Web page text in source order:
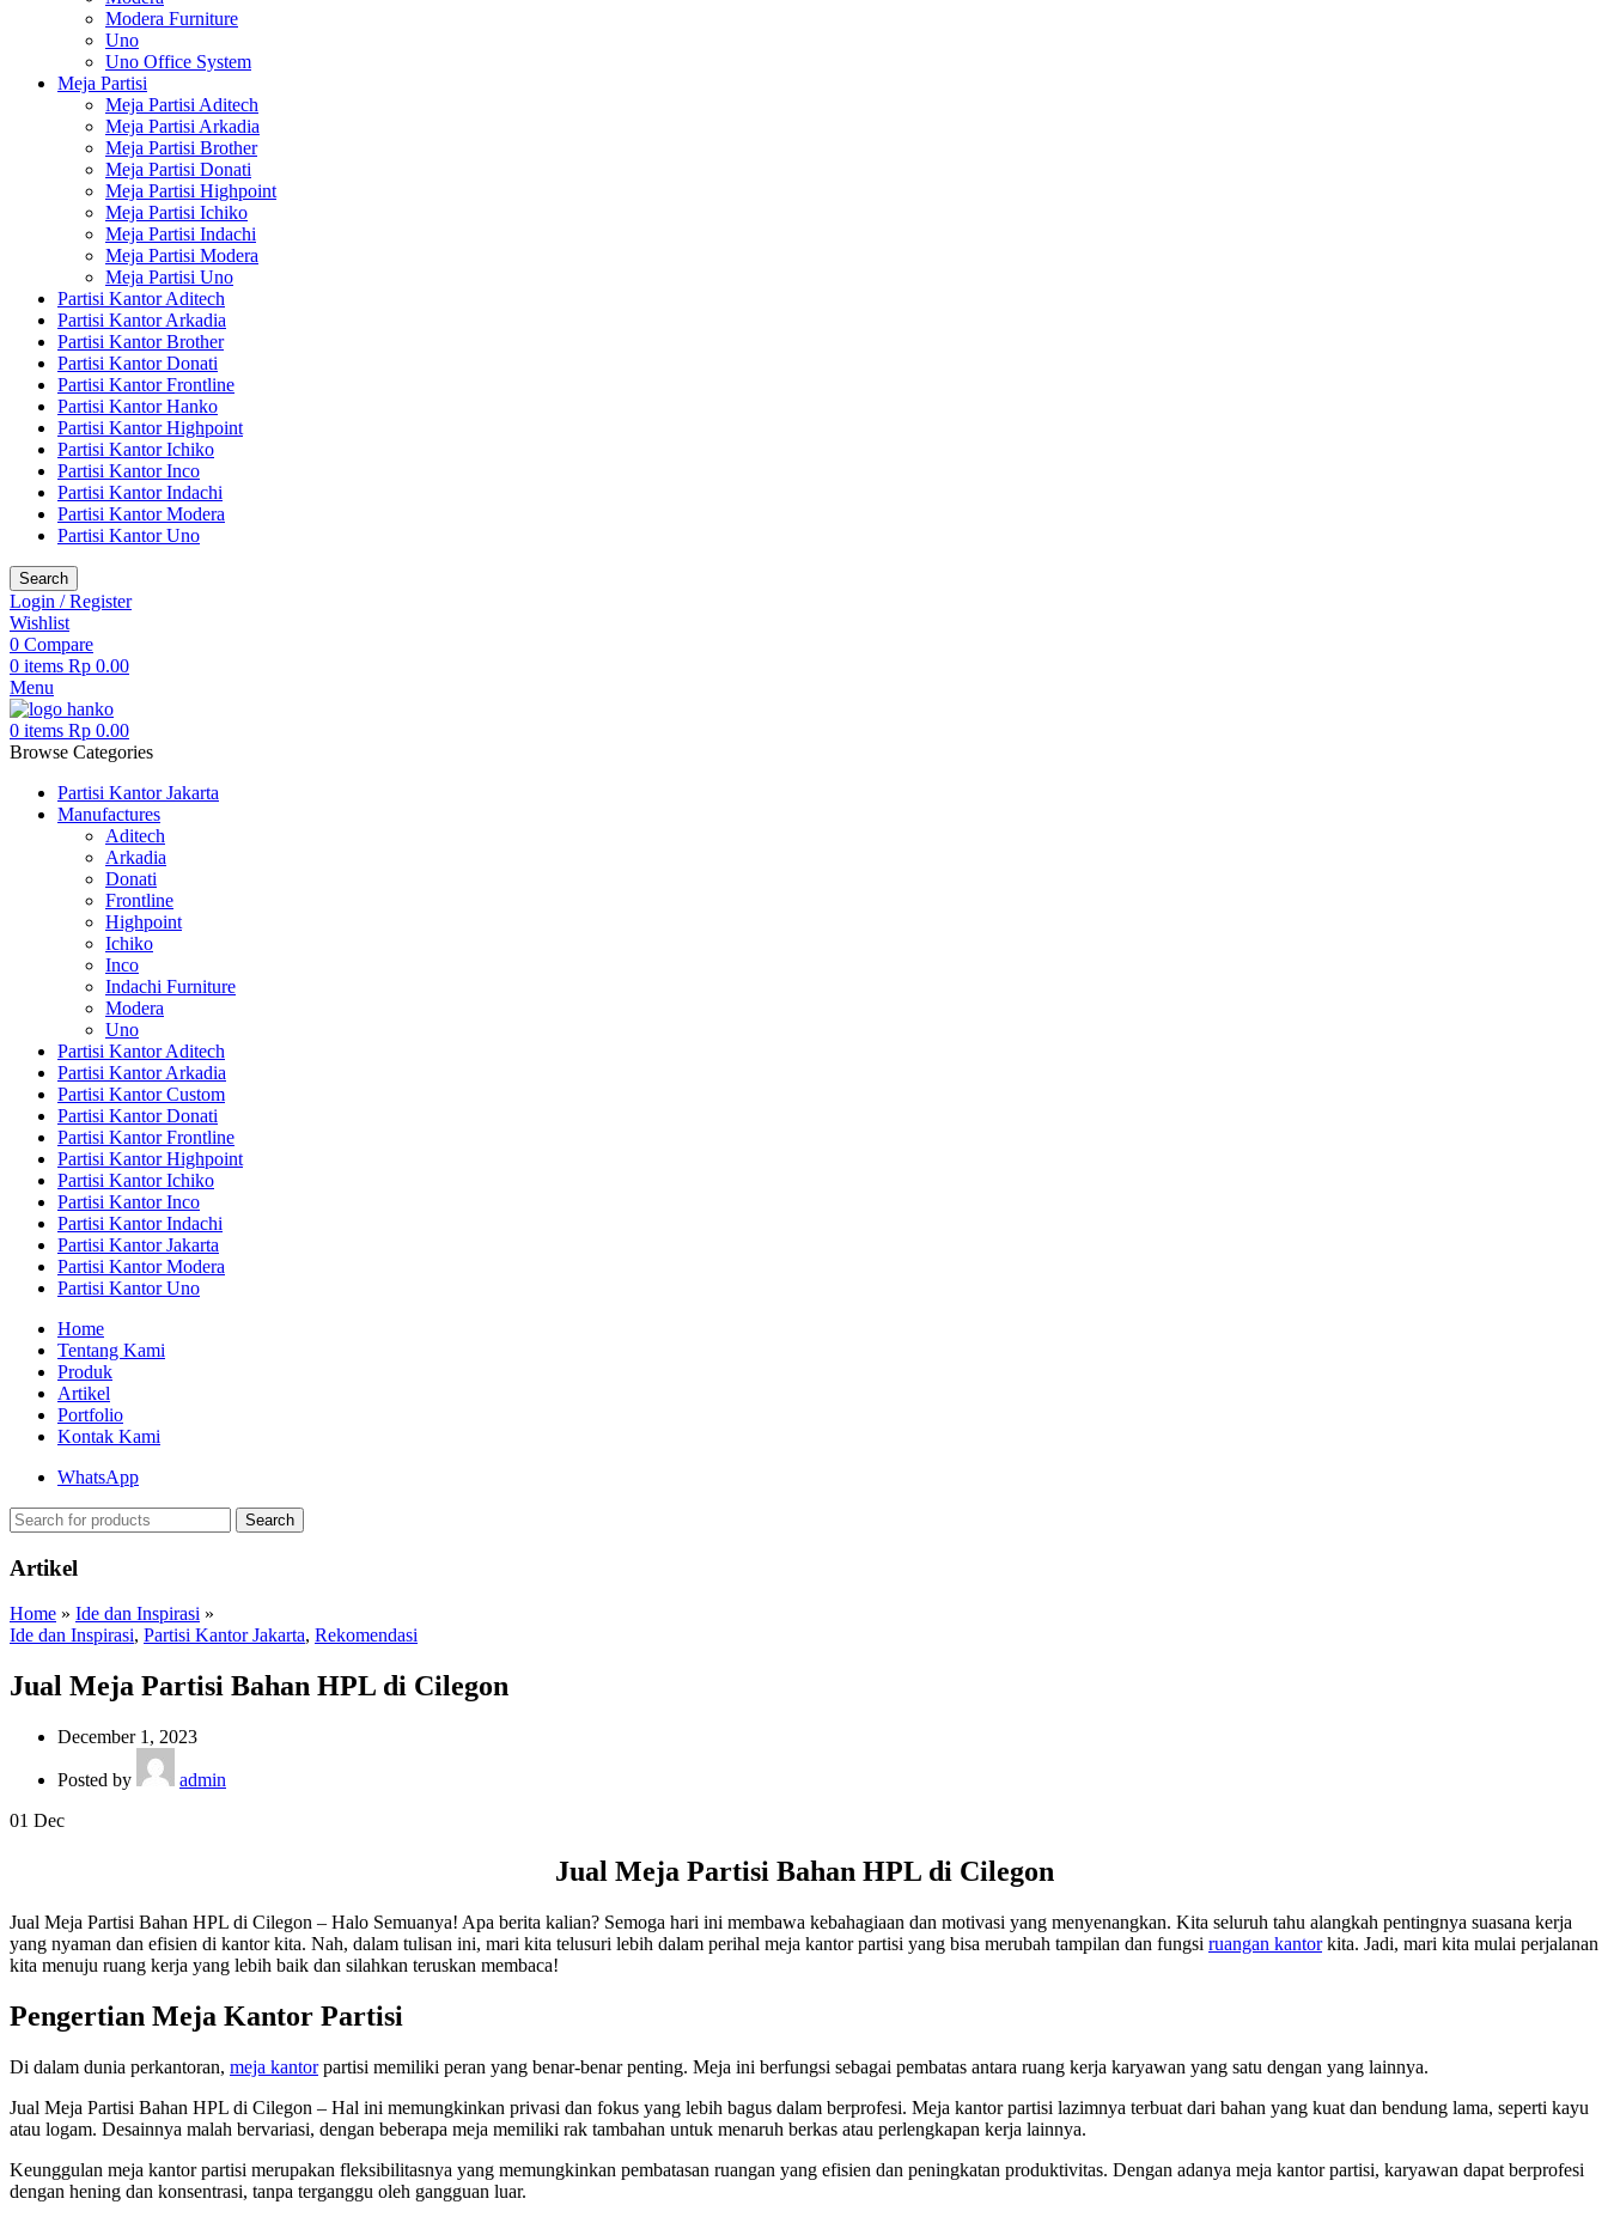
Modera Furniture
Uno
Uno Office System
Meja Partisi
Meja Partisi Aditech
Meja Partisi Arkadia
Meja Partisi Brother
Meja Partisi Donati
Meja Partisi Highpoint
Meja Partisi Ichiko
Meja Partisi Indachi
Meja Partisi Modera
Meja Partisi Uno
Partisi Kantor Aditech
Partisi Kantor Arkadia
Partisi Kantor Brother
Partisi Kantor Donati
Partisi Kantor Frontline
Partisi Kantor Hanko
Partisi Kantor Highpoint
Partisi Kantor Ichiko
Partisi Kantor Inco
Partisi Kantor Indachi
Partisi Kantor Modera
Partisi Kantor Uno
Search
Login / Register
Wishlist
0 Compare
0 items Rp 0.00
Menu
0 items Rp 0.00
Browse Categories
Partisi Kantor Jakarta
Manufactures
Aditech
Arkadia
Donati
Frontline
Highpoint
Ichiko
Inco
Indachi Furniture
Modera
Uno
Partisi Kantor Aditech
Partisi Kantor Arkadia
Partisi Kantor Custom
Partisi Kantor Donati
Partisi Kantor Frontline
Partisi Kantor Highpoint
Partisi Kantor Ichiko
Partisi Kantor Inco
Partisi Kantor Indachi
Partisi Kantor Jakarta
Partisi Kantor Modera
Partisi Kantor Uno
Home
Tentang Kami
Produk
Artikel
Portfolio
Kontak Kami
WhatsApp
Search
Artikel
Home » Ide dan Inspirasi »
Ide dan Inspirasi, Partisi Kantor Jakarta, Rekomendasi
Jual Meja Partisi Bahan HPL di Cilegon
December 1, 2023
Posted by
admin
01 Dec
Jual Meja Partisi Bahan HPL di Cilegon
Jual Meja Partisi Bahan HPL di Cilegon – Halo Semuanya! Apa berita kalian? Semoga hari ini membawa kebahagiaan dan motivasi yang menyenangkan. Kita seluruh tahu alangkah pentingnya suasana kerja
yang nyaman dan efisien di kantor kita. Nah, dalam tulisan ini, mari kita telusuri lebih dalam perihal meja kantor partisi yang bisa merubah tampilan dan fungsi ruangan kantorkita. Jadi, mari kita mulai perjalanan
kita menuju ruang kerja yang lebih baik dan silahkan teruskan membaca!
Pengertian Meja Kantor Partisi
Di dalam dunia perkantoran, meja kantorpartisi memiliki peran yang benar-benar penting. Meja ini berfungsi sebagai pembatas antara ruang kerja karyawan yang satu dengan yang lainnya.
Jual Meja Partisi Bahan HPL di Cilegon – Hal ini memungkinkan privasi dan fokus yang lebih bagus dalam berprofesi. Meja kantor partisi lazimnya terbuat dari bahan yang kuat dan bendung lama, seperti kayu
atau logam. Desainnya malah bervariasi, dengan beberapa meja memiliki rak tambahan untuk menaruh berkas atau perlengkapan kerja lainnya.
Keunggulan meja kantor partisi merupakan fleksibilitasnya yang memungkinkan pembatasan ruangan yang efisien dan peningkatan produktivitas. Dengan adanya meja kantor partisi, karyawan dapat berprofesi
dengan hening dan konsentrasi, tanpa terganggu oleh gangguan luar.